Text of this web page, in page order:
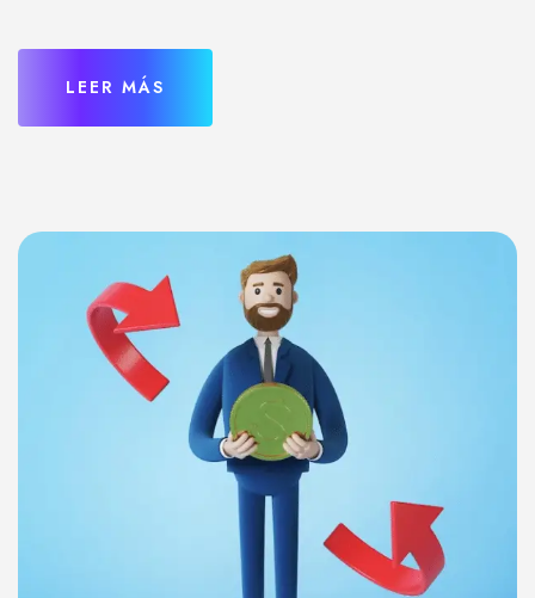
LEER MÁS